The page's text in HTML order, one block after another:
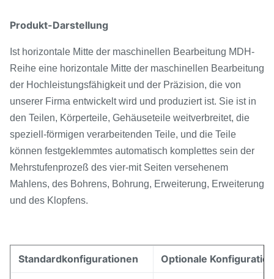
Produkt-Darstellung
Ist horizontale Mitte der maschinellen Bearbeitung MDH-
Reihe eine horizontale Mitte der maschinellen Bearbeitung
der Hochleistungsfähigkeit und der Präzision, die von
unserer Firma entwickelt wird und produziert ist. Sie ist in
den Teilen, Körperteile, Gehäuseteile weitverbreitet, die
speziell-förmigen verarbeitenden Teile, und die Teile
können festgeklemmtes automatisch komplettes sein der
Mehrstufenprozeß des vier-mit Seiten versehenem
Mahlens, des Bohrens, Bohrung, Erweiterung, Erweiterung
und des Klopfens.
Standardkonfigurationen Optionale